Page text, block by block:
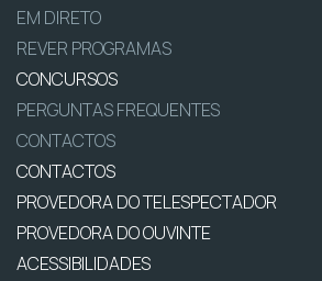
EM DIRETO
REVER PROGRAMAS
CONCURSOS
PERGUNTAS FREQUENTES
CONTACTOS
CONTACTOS
PROVEDORA DO TELESPECTADOR
PROVEDORA DO OUVINTE
ACESSIBILIDADES